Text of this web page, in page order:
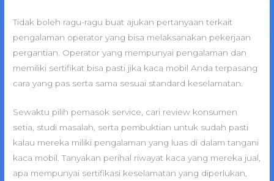
Tidak boleh ragu-ragu buat ajukan pertanyaan terkait
pengalaman operator yang bisa melaksanakan pekerjaan
pergantian. Operator yang mempunyai pengalaman dan
memiliki sertifikat bisa pasti jika kaca mobil Anda terpasang
cara yang pas serta sama sesuai standard keselamatan.
Sewaktu pilih pemasok service, cari review konsumen
setia, studi masalah, serta pembuktian untuk sudah pasti
kalau mereka miliki pengalaman yang luas di dalam tangani
kaca mobil. Tanyakan perihal riwayat kaca yang mereka jual,
apa mempunyai sertifikasi keselamatan yang diperlukan,